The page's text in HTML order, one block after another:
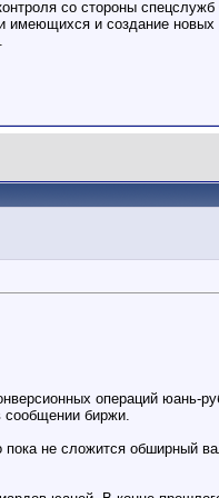
со стороны
и создание новых
операций юань-
сообщении биржи.
пока не сложится обширный